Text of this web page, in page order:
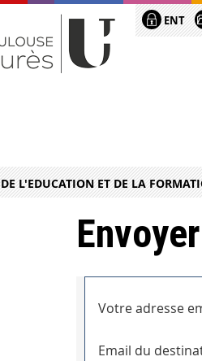
ENT
L'EDUCATION ET DE LA
Votre adresse
Email du